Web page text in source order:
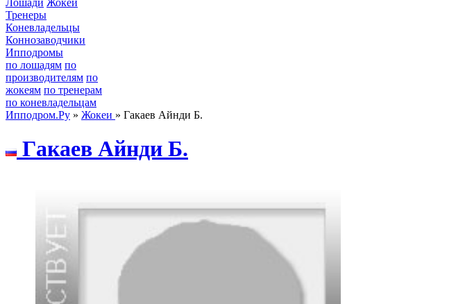
Лошади Жокеи
Тренеры
Коневладельцы
Коннозаводчики
Ипподромы
по лошадям по
производителям по
жокеям по тренерам
по коневладельцам
Ипподром.Ру » Жокеи » Гакаев Айнди Б.
Гaкaeв Айнди Б.